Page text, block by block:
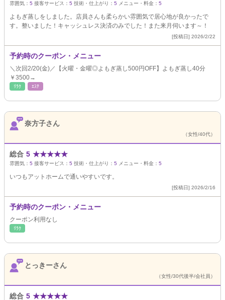
雰囲気： 5 接客サービス： 5 技術・仕上がり： 5 メニュー・料金： 5
よもぎ蒸しをしました。店員さんも柔らかい雰囲気で居心地が良かったで
す。整いました！キャッシュレス決済のみでした！また来月伺います～！
[投稿日] 2026/2/22
予約時のクーポン・メニュー
＼次回2/20(金)／【火曜・金曜◎よもぎ蒸し500円OFF】よもぎ蒸し40分
￥3500→
ﾘﾗｸ ｴｽﾃ
奈方子さん
（女性/40代）
総合 5 ★★★★★
雰囲気： 5 接客サービス： 5 技術・仕上がり： 5 メニュー・料金： 5
いつもアットホームで通いやすいです。
[投稿日] 2026/2/16
予約時のクーポン・メニュー
クーポン利用なし
ﾘﾗｸ
とっきーさん
（女性/30代後半/会社員）
総合 5 ★★★★★